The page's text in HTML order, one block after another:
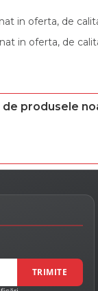
in oferta, de
in oferta, de
produsele
TRIMITE